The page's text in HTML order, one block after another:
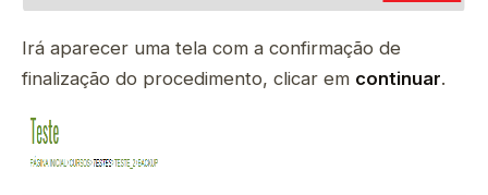
Irá aparecer uma tela com a confirmação de
finalização do procedimento, clicar em continuar.